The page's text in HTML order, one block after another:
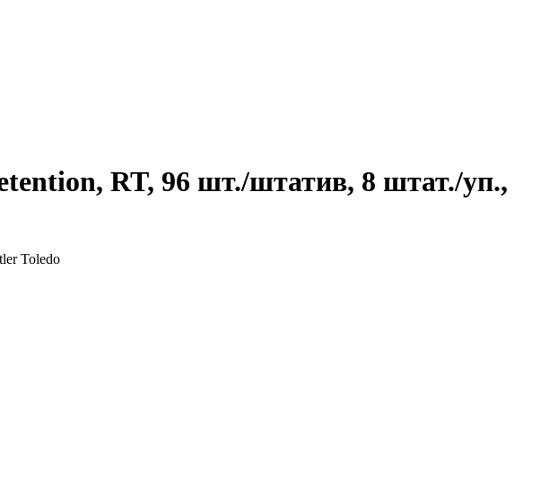
RT, 96 шт./штатив, 8 штат./уп.,